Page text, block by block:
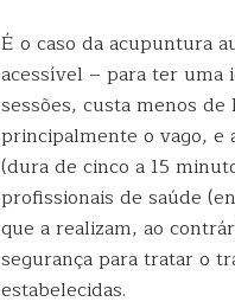
É o caso da acupuntura
acessível – para ter uma
sessões, custa menos
principalmente o vago, e
(dura de cinco a 15
profissionais de saúde
que a realizam, ao
segurança para tratar o
estabelecidas.